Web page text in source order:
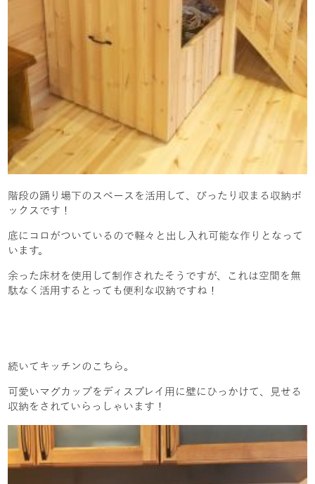
階段の踊り場下のスペースを活用して、ぴったり収まる収納ボ
ックスです！
底にコロがついているので軽々と出し入れ可能な作りとなって
います。
余った床材を使用して制作されたそうですが、これは空間を無
駄なく活用するとっても便利な収納ですね！
続いてキッチンのこちら。
可愛いマグカップをディスプレイ用に壁にひっかけて、見せる
収納をされていらっしゃいます！